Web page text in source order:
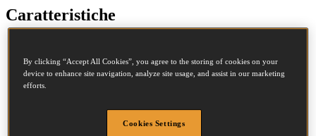
Caratteristiche
Regolazione di profondità
Deflettore aria regolabile
By clicking “Accept All Cookies”, you agree to the storing of cookies on your
device to enhance site navigation, analyze site usage, and assist in our marketing
efforts.
Cookies Settings